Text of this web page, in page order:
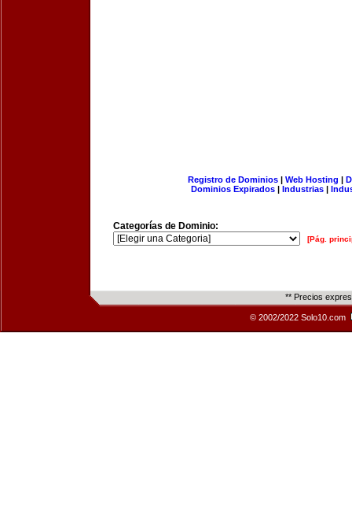
Registro de Dominios| Web Hosting |
Dominios Expirados | Industrias |
Categorías de Dominio:
[Pág.
** Precios
© 2002/2022 Solo10.com